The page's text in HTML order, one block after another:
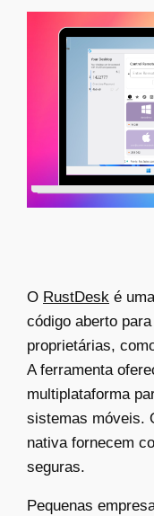
O RustDesk é
código aberto
proprietárias,
A ferramenta
multiplataforma
sistemas móveis.
nativa fornecem
seguras.
Pequenas